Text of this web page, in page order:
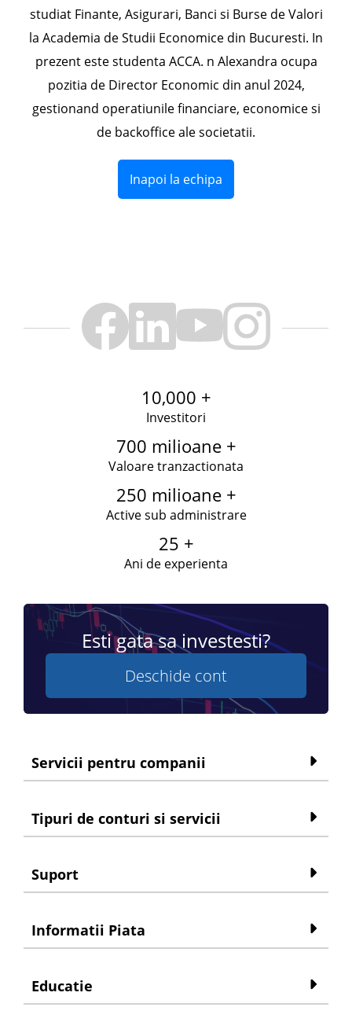
studiat Finante, Asigurari, Banci si Burse de Valori
la Academia de Studii Economice din Bucuresti. In
prezent este studenta ACCA. n Alexandra ocupa
pozitia de Director Economic din anul 2024,
gestionand operatiunile financiare, economice si
de backoffice ale societatii.
Inapoi la echipa
10,000 +
Investitori
700 milioane +
Valoare tranzactionata
250 milioane +
Active sub administrare
25 +
Ani de experienta
Esti gata sa investesti?
Deschide cont
Servicii pentru companii
Tipuri de conturi si servicii
Suport
Informatii Piata
Educatie